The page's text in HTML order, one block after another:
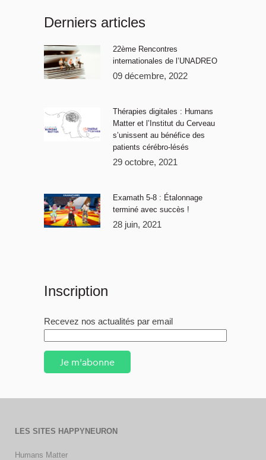
Derniers articles
22ème Rencontres
internationales de l’UNADREO
09 décembre, 2022
Thérapies digitales : Humans
Matter et l’Institut du Cerveau
s’unissent au bénéfice des
patients cérébro-lésés
29 octobre, 2021
Examath 5-8 : Étalonnage
terminé avec succès !
28 juin, 2021
Inscription
Recevez nos actualités par email
Je m'abonne
LES SITES HAPPYNEURON
Humans Matter